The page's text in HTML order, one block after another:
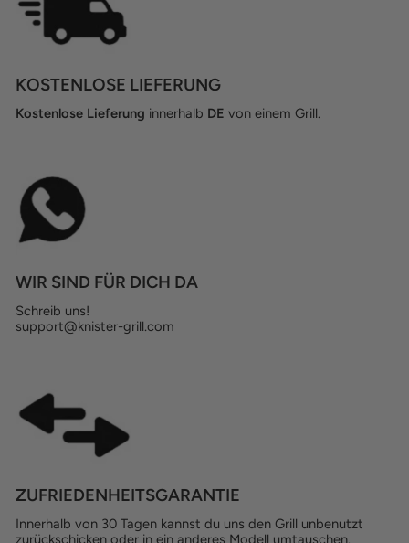
KOSTENLOSE LIEFERUNG
Kostenlose Lieferung innerhalb DE von einem Grill.
WIR SIND FÜR DICH DA
Schreib uns!
support@knister-grill.com
ZUFRIEDENHEITSGARANTIE
Innerhalb von 30 Tagen kannst du uns den Grill unbenutzt
zurückschicken oder in ein anderes Modell umtauschen.